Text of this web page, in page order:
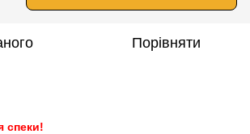
Порівняти
спеки!